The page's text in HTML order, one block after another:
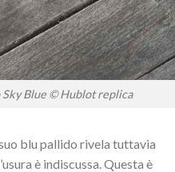
Sky Blue © Hublot replica
blu pallido rivela tuttavia
è indiscussa. Questa è